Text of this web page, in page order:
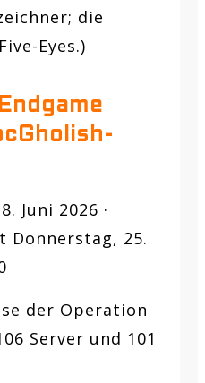
die
Eyes.)
Juni 2026 ·
25.
der Operation
Server und 101